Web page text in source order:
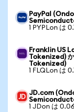
PayPal
1 PYPLon は
Franklin US
Tokenized)
Tokenized)
1 FLQLon は
JD.com
1 JDon は